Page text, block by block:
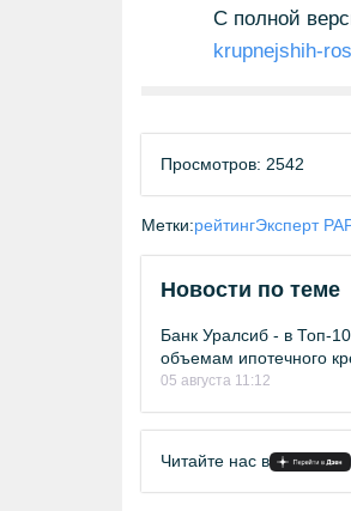
С полной
krupnejshih-
Просмотров: 2542
Метки:рейтингЭксперт РА
Новости по теме
Банк Уралсиб - в Топ-
объемам ипотечного
05 августа 11:12
Читайте нас в